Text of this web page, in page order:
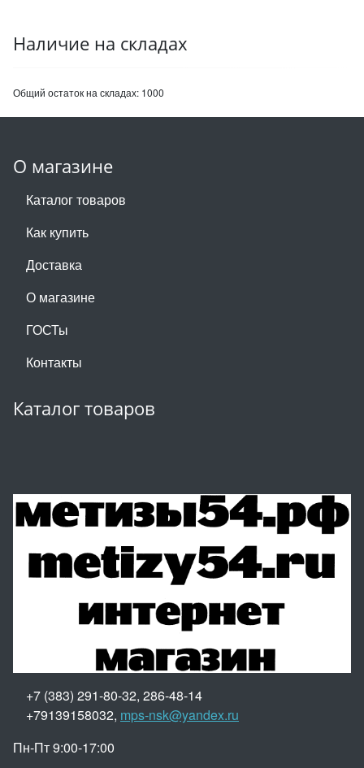
Наличие на складах
Общий остаток на складах: 1000
О магазине
Каталог товаров
Как купить
Доставка
О магазине
ГОСТы
Контакты
Каталог товаров
+7 (383) 291-80-32, 286-48-14
+79139158032, mps-nsk@yandex.ru
Пн-Пт 9:00-17:00